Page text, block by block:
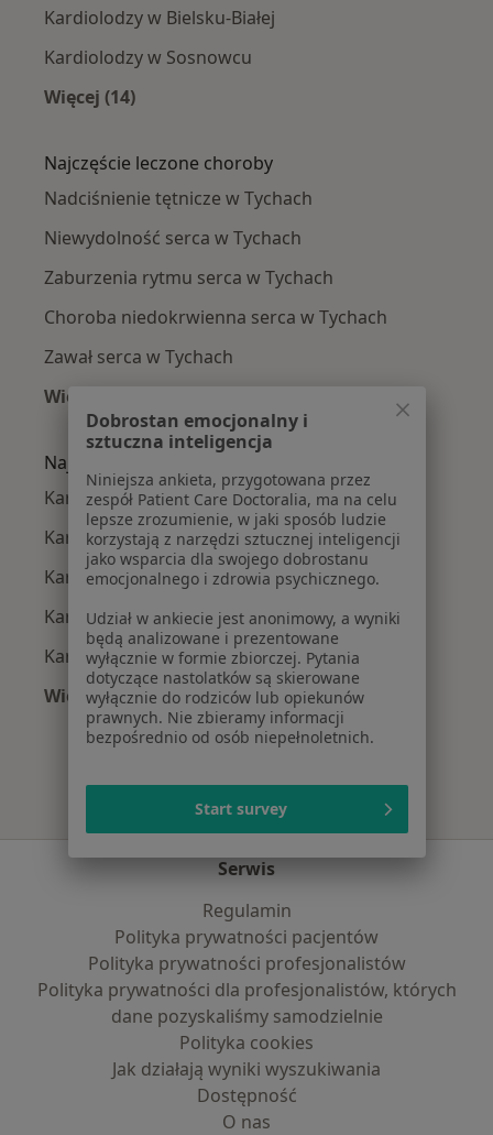
Kardiolodzy w Bielsku-Białej
Kardiolodzy w Sosnowcu
Więcej (14)
Najczęście leczone choroby
Nadciśnienie tętnicze w Tychach
Niewydolność serca w Tychach
Zaburzenia rytmu serca w Tychach
Choroba niedokrwienna serca w Tychach
Zawał serca w Tychach
Więcej (15)
Więcej w kategorii: Najczęście leczone
Najpopularniejsze ubezpieczenia
Kardiolodzy z PZU Zdrowie w Tychach
Kardiolodzy z Enel-med w Tychach
Kardiolodzy z POLMED w Tychach
Kardiolodzy z Medicover w Tychach
Kardiolodzy z Allianz w Tychach
Więcej (4)
Więcej w kategorii: Najpopularniejsze
Serwis
Regulamin
Polityka prywatności pacjentów
Polityka prywatności profesjonalistów
Polityka prywatności dla profesjonalistów, których
dane pozyskaliśmy samodzielnie
Polityka cookies
Jak działają wyniki wyszukiwania
Dostępność
O nas
Dobrostan emocjonalny i
sztuczna inteligencja
Niniejsza ankieta, przygotowana przez
zespół Patient Care Doctoralia, ma na celu
lepsze zrozumienie, w jaki sposób ludzie
korzystają z narzędzi sztucznej inteligencji
jako wsparcia dla swojego dobrostanu
emocjonalnego i zdrowia psychicznego.
Udział w ankiecie jest anonimowy, a wyniki
będą analizowane i prezentowane
wyłącznie w formie zbiorczej. Pytania
dotyczące nastolatków są skierowane
wyłącznie do rodziców lub opiekunów
prawnych. Nie zbieramy informacji
bezpośrednio od osób niepełnoletnich.
Start survey